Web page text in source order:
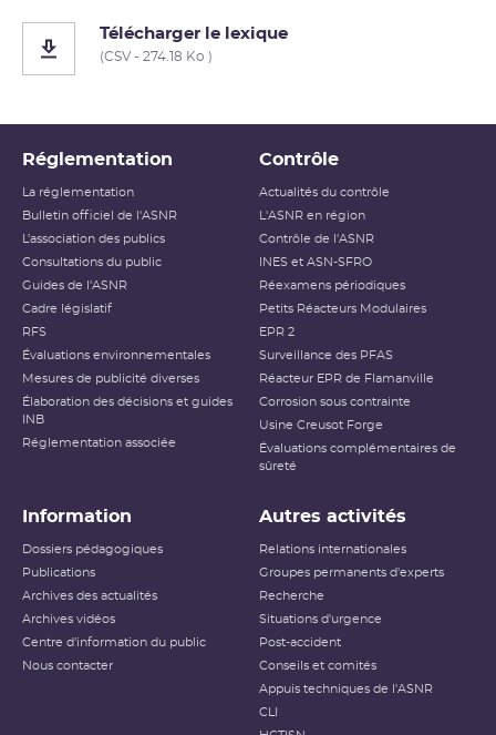
Télécharger le lexique
(CSV - 274.18 Ko )
Réglementation
La réglementation
Bulletin officiel de l'ASNR
L’association des publics
Consultations du public
Guides de l'ASNR
Cadre législatif
RFS
Évaluations environnementales
Mesures de publicité diverses
Élaboration des décisions et guides
INB
Réglementation associée
Contrôle
Actualités du contrôle
L'ASNR en région
Contrôle de l'ASNR
INES et ASN-SFRO
Réexamens périodiques
Petits Réacteurs Modulaires
EPR 2
Surveillance des PFAS
Réacteur EPR de Flamanville
Corrosion sous contrainte
Usine Creusot Forge
Évaluations complémentaires de
sûreté
Information
Dossiers pédagogiques
Publications
Archives des actualités
Archives vidéos
Centre d'information du public
Nous contacter
Autres activités
Relations internationales
Groupes permanents d'experts
Recherche
Situations d'urgence
Post-accident
Conseils et comités
Appuis techniques de l'ASNR
CLI